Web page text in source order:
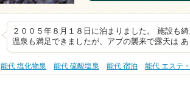
２００５年８月１８日に泊まりました。 施設も
温泉も満足できましたが、アブの襲来で露天は
能代 塩化物泉 能代 硫酸塩泉 能代 宿泊 能代 エステ